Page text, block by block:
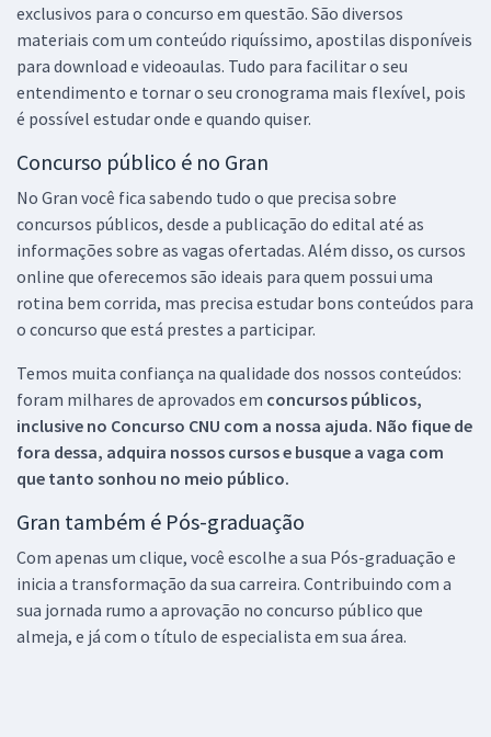
exclusivos para o concurso em questão. São diversos
materiais com um conteúdo riquíssimo, apostilas disponíveis
para download e videoaulas. Tudo para facilitar o seu
entendimento e tornar o seu cronograma mais flexível, pois
é possível estudar onde e quando quiser.
Concurso público é no Gran
No Gran você fica sabendo tudo o que precisa sobre
concursos públicos, desde a publicação do edital até as
informações sobre as vagas ofertadas. Além disso, os cursos
online que oferecemos são ideais para quem possui uma
rotina bem corrida, mas precisa estudar bons conteúdos para
o concurso que está prestes a participar.
Temos muita confiança na qualidade dos nossos conteúdos:
foram milhares de aprovados em concursos públicos,
inclusive no Concurso CNU com a nossa ajuda. Não fique de
fora dessa, adquira nossos cursos e busque a vaga com
que tanto sonhou no meio público.
Gran também é Pós-graduação
Com apenas um clique, você escolhe a sua Pós-graduação e
inicia a transformação da sua carreira. Contribuindo com a
sua jornada rumo a aprovação no concurso público que
almeja, e já com o título de especialista em sua área.